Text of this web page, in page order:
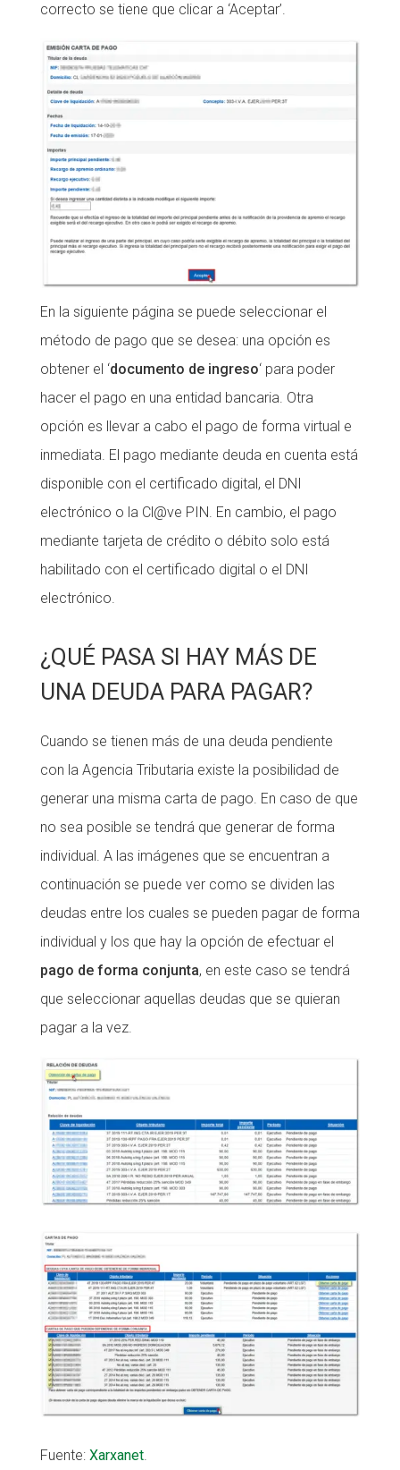
correcto se tiene que clicar a ‘Aceptar’.
En la siguiente página se puede seleccionar el
método de pago que se desea: una opción es
obtener el ‘documento de ingreso‘ para poder
hacer el pago en una entidad bancaria. Otra
opción es llevar a cabo el pago de forma virtual e
inmediata. El pago mediante deuda en cuenta está
disponible con el certificado digital, el DNI
electrónico o la Cl@ve PIN. En cambio, el pago
mediante tarjeta de crédito o débito solo está
habilitado con el certificado digital o el DNI
electrónico.
¿QUÉ PASA SI HAY MÁS DE
UNA DEUDA PARA PAGAR?
Cuando se tienen más de una deuda pendiente
con la Agencia Tributaria existe la posibilidad de
generar una misma carta de pago. En caso de que
no sea posible se tendrá que generar de forma
individual. A las imágenes que se encuentran a
continuación se puede ver como se dividen las
deudas entre los cuales se pueden pagar de forma
individual y los que hay la opción de efectuar el
pago de forma conjunta, en este caso se tendrá
que seleccionar aquellas deudas que se quieran
pagar a la vez.
Fuente: Xarxanet.